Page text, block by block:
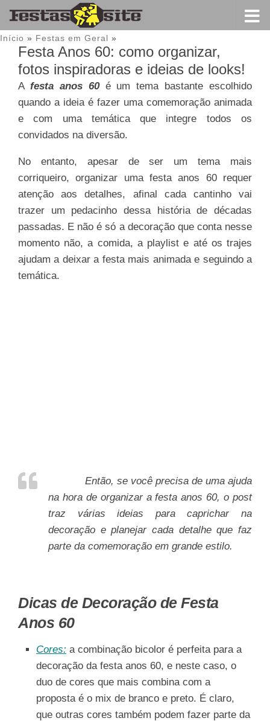
Início » Festas em Geral »
Festa Anos 60: como organizar,
fotos inspiradoras e ideias de looks!
A festa anos 60 é um tema bastante escolhido
quando a ideia é fazer uma comemoração animada
e com uma temática que integre todos os
convidados na diversão.
No entanto, apesar de ser um tema mais
corriqueiro, organizar uma festa anos 60 requer
atenção aos detalhes, afinal cada cantinho vai
trazer um pedacinho dessa história de décadas
passadas. E não é só a decoração que conta nesse
momento não, a comida, a playlist e até os trajes
ajudam a deixar a festa mais animada e seguindo a
temática.
Então, se você precisa de uma ajuda
na hora de organizar a festa anos 60, o post
traz várias ideias para caprichar na
decoração e planejar cada detalhe que faz
parte da comemoração em grande estilo.
Dicas de Decoração de Festa
Anos 60
Cores: a combinação bicolor é perfeita para a
decoração da festa anos 60, e neste caso, o
duo de cores que mais combina com a
proposta é o mix de branco e preto. É claro,
que outras cores também podem fazer parte da